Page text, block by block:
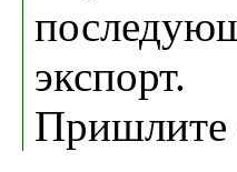
экспорт.
Пришлите